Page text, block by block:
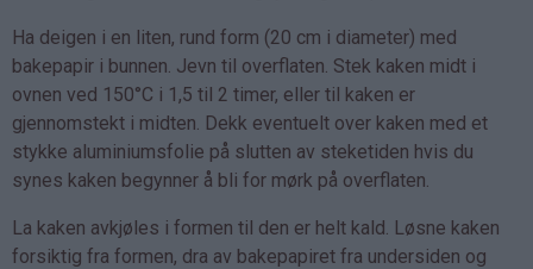
Ha deigen i en liten, rund form (20 cm i diameter) med
bakepapir i bunnen. Jevn til overflaten. Stek kaken midt i
ovnen ved 150°C i 1,5 til 2 timer, eller til kaken er
gjennomstekt i midten. Dekk eventuelt over kaken med et
stykke aluminiumsfolie på slutten av steketiden hvis du
synes kaken begynner å bli for mørk på overflaten.
La kaken avkjøles i formen til den er helt kald. Løsne kaken
forsiktig fra formen, dra av bakepapiret fra undersiden og